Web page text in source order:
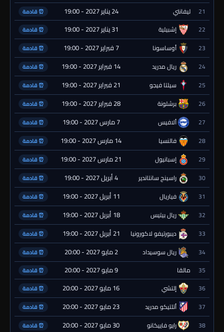
21 ليفانتي 24 يناير 2027 - 19:00 ⏰ قادمة
22 إشبيلية 31 يناير 2027 - 19:00 ⏰ قادمة
23 أوساسونا 7 فبراير 2027 - 19:00 ⏰ قادمة
24 ريال مدريد 14 فبراير 2027 - 19:00 ⏰ قادمة
25 سيلتا فيجو 21 فبراير 2027 - 19:00 ⏰ قادمة
26 برشلونة 28 فبراير 2027 - 19:00 ⏰ قادمة
27 ألافيس 7 مارس 2027 - 19:00 ⏰ قادمة
28 فالنسيا 14 مارس 2027 - 19:00 ⏰ قادمة
29 إسبانيول 21 مارس 2027 - 19:00 ⏰ قادمة
30 راسينج سانتاندير 4 أبريل 2027 - 19:00 ⏰ قادمة
31 فياريال 11 أبريل 2027 - 19:00 ⏰ قادمة
32 ريال بيتيس 18 أبريل 2027 - 19:00 ⏰ قادمة
33 ديبورتيفو لاكورونيا 21 أبريل 2027 - 19:00 ⏰ قادمة
34 ريال سوسيداد 2 مايو 2027 - 20:00 ⏰ قادمة
35 مالقا 9 مايو 2027 - 20:00 ⏰ قادمة
36 إلتشي 16 مايو 2027 - 20:00 ⏰ قادمة
37 أتلتيكو مدريد 23 مايو 2027 - 20:00 ⏰ قادمة
38 رايو فاييكانو 30 مايو 2027 - 20:00 ⏰ قادمة